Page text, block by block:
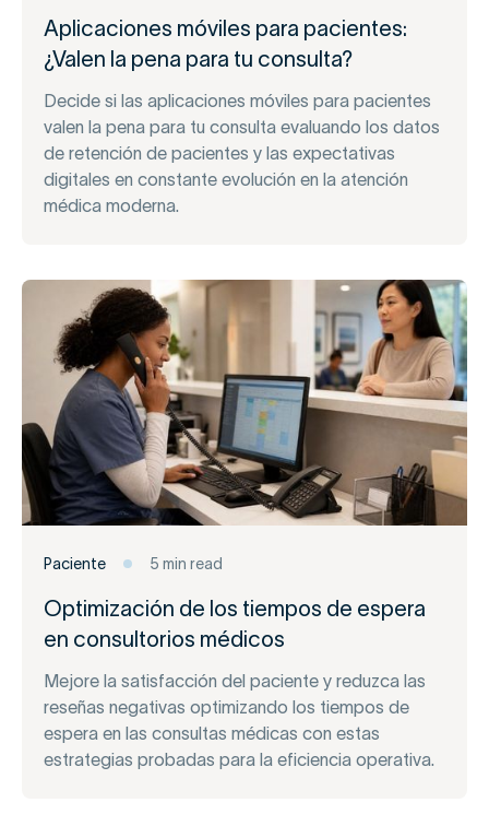
Aplicaciones móviles para pacientes:
¿Valen la pena para tu consulta?
Decide si las aplicaciones móviles para pacientes
valen la pena para tu consulta evaluando los datos
de retención de pacientes y las expectativas
digitales en constante evolución en la atención
médica moderna.
Paciente 5 min read
Optimización de los tiempos de espera
en consultorios médicos
Mejore la satisfacción del paciente y reduzca las
reseñas negativas optimizando los tiempos de
espera en las consultas médicas con estas
estrategias probadas para la eficiencia operativa.